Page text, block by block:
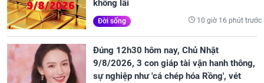
không lãi
Đời sống 10 giờ 16 phút trước
Đúng 12h30 hôm nay, Chủ Nhật
9/8/2026, 3 con giáp tài vận hanh thông,
sự nghiệp như 'cá chép hóa Rồng', vét